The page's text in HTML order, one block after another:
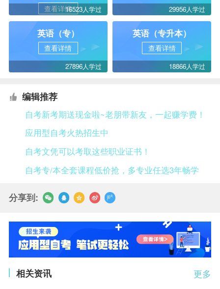
查看详情16523人学过 29956人学过
英语（专）
查看详情
27896人学过
英语（专升本）
查看详情
18866人学过
编辑推荐
自考新考期送现金啦~老朋带新友，一起赚学费！
应用型自考火热招生中
自考文凭可以考取这些职业证书！
自考专/本全套课程低价抢，多专业任选3年畅学
分享到:
更多
相关资讯